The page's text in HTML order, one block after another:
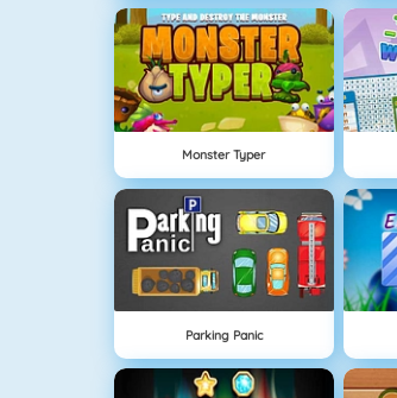
Monster Typer
Parking Panic